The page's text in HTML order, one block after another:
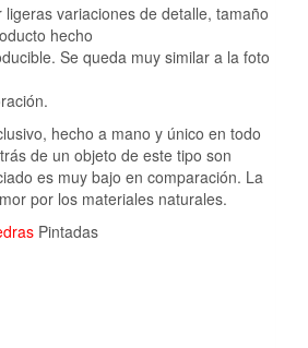
variaciones de detalle, tamaño
hecho
Se queda muy similar a la foto
hecho a mano y único en todo
de un objeto de este tipo son
es muy bajo en comparación. La
por los materiales naturales.
Pintadas